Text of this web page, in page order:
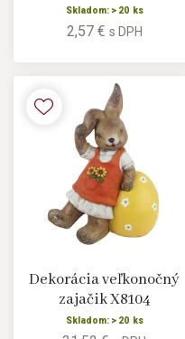
Skladom: > 20 ks
2,57 € s DPH
Dekorácia veľkonočný
zajačik X8104
Skladom: > 20 ks